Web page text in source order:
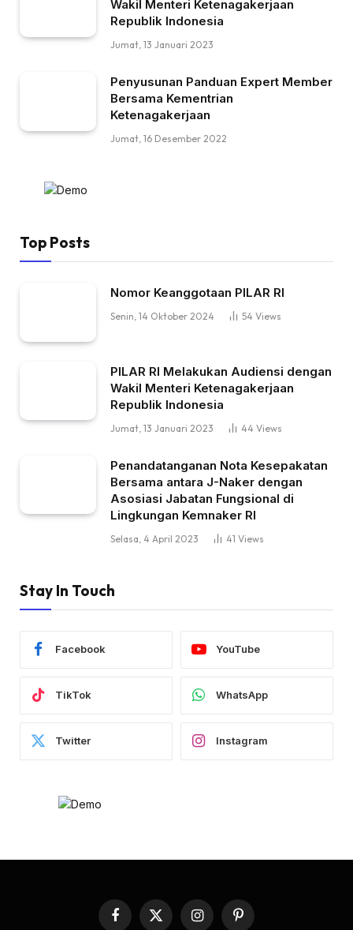
Wakil Menteri Ketenagakerjaan
Republik Indonesia
Jumat, 13 Januari 2023
Penyusunan Panduan Expert Member
Bersama Kementrian
Ketenagakerjaan
Jumat, 16 Desember 2022
Top Posts
Nomor Keanggotaan PILAR RI
Senin, 14 Oktober 2024 54 Views
PILAR RI Melakukan Audiensi dengan
Wakil Menteri Ketenagakerjaan
Republik Indonesia
Jumat, 13 Januari 2023 44 Views
Penandatanganan Nota Kesepakatan
Bersama antara J-Naker dengan
Asosiasi Jabatan Fungsional di
Lingkungan Kemnaker RI
Selasa, 4 April 2023 41 Views
Stay In Touch
Facebook YouTube
TikTok WhatsApp
Twitter Instagram
Facebook
X InstagramPinterest